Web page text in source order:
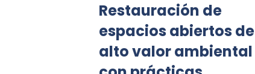
Restauración de
espacios abiertos de
alto valor ambiental